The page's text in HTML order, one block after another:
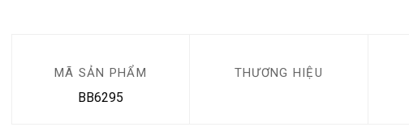
MÃ SẢN PHẨM
BB6295
THƯƠNG HIỆU